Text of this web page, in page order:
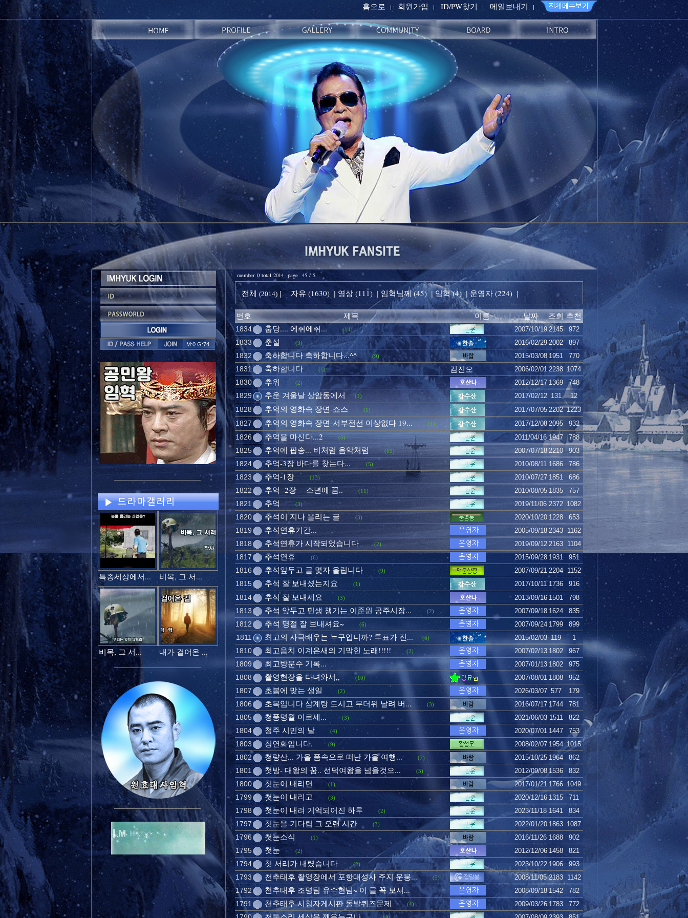
홈으로 회원가입 ID/PW찾기 메일보내기
M:0 G:74
특종세상에서... 비목, 그 서...
비목, 그 서... 내가 걸어온 ...
member 0 total 2014 page 45 / 5
전체 (2014)| 자유 (1630) | 영상 (111) | 임혁님께 (45) | 임혁 (4) | 운영자 (224) |
번호 제목 이름 날짜 조회 추천
1834 춥당.... 에취에취... (14) 2007/10/19 2145 972
1833 춘설 (3) 2016/02/29 2002 897
1832 축하합니다 축하합니다...^^ (9) 2015/03/08 1951 770
1831 축하합니다 (1) 김진오 2006/02/01 2238 1074
1830 추위 (2) 2012/12/17 1369 748
1829 추운 겨울날 상암동에서 (1) 2017/02/12 131 12
1828 추억의 영화속 장면-죠스 (1) 2017/07/05 2202 1223
1827 추억의 영화속 장면-서부전선 이상없다 19... (1) 2017/12/08 2095 932
1826 추억을 마신다...2 (5) 2011/04/16 1947 788
1825 추억에 팝송... 비처럼 음악처럼 (19) 2007/07/18 2210 903
1824 추억-3장 바다를 찾는다... (5) 2010/08/11 1686 786
1823 추억-1장 (13) 2010/07/27 1851 686
1822 추억 -2장 ---소년에 꿈.. (11) 2010/08/05 1835 757
1821 추억 (3) 2019/11/06 2372 1082
1820 추석이 지나 올리는 글 (3) 2020/10/20 1228 653
1819 추석연휴기간... 2005/09/18 2343 1162
1818 추석연휴가 시작되었습니다 (2) 2019/09/12 2163 1104
1817 추석연휴 (6) 2015/09/28 1931 951
1816 추석앞두고 글 몇자 올립니다 (9) 2007/09/21 2204 1152
1815 추석 잘 보내셨는지요 (1) 2017/10/11 1736 916
1814 추석 잘 보내세요 (3) 2013/09/16 1501 798
1813 추석 앞두고 민생 챙기는 이준원 공주시장... (2) 2007/09/18 1624 835
1812 추석 명절 잘 보내셔요~ (6) 2007/09/24 1799 899
1811 최고의 사극배우는 누구입니까? 투표가 진... (6) 2015/02/03 119 1
1810 최고음치 이계은새의 기막힌 노래!!!!! (2) 2007/02/13 1802 967
1809 최고방문수 기록... 2007/01/13 1802 975
1808 촬영현장을 다녀와서,, (10) 2007/08/01 1808 952
1807 초봄에 맞는 생일 (2) 2026/03/07 577 179
1806 초복입니다 삼계탕 드시고 무더위 날려 버... (3) 2016/07/17 1744 781
1805 청풍명월 이로세... (3) 2021/06/03 1511 822
1804 청주 시민의 날 (4) 2020/07/01 1447 753
1803 청연화입니다. (9) 2008/02/07 1954 1015
1802 청량산... 가을 품속으로 떠난 가을 여행... (7) 2015/10/25 1964 862
1801 첫방- 대왕의 꿈.. 선덕여왕을 넘을것으... (5) 2012/09/08 1536 832
1800 첫눈이 내리면 (1) 2017/01/21 1766 1049
1799 첫눈이 내리고 (3) 2020/12/16 1315 711
1798 첫눈이 내려 기억되어진 하루 (2) 2023/11/18 1641 834
1797 첫눈을 기다림 그 오랜 시간 (3) 2022/01/20 1863 1087
1796 첫눈소식 (1) 2016/11/26 1688 902
1795 첫눈 (2) 2012/12/06 1458 821
1794 첫 서리가 내렸습니다 (2) 2023/10/22 1906 993
1793 천추태후 촬영장에서 포항대성사 주지 운붕... (5) 2008/11/05 2183 1142
1792 천추태후 조명팀 유수현님~ 이 글 꼭 보셔... 2008/09/18 1542 782
1791 천추태후 시청자게시판 돌발퀴즈문제 (4) 2009/03/26 1783 772